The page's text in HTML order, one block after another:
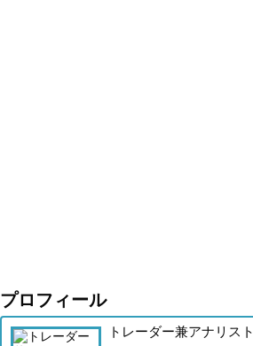
プロフィール
トレーダー兼アナリスト